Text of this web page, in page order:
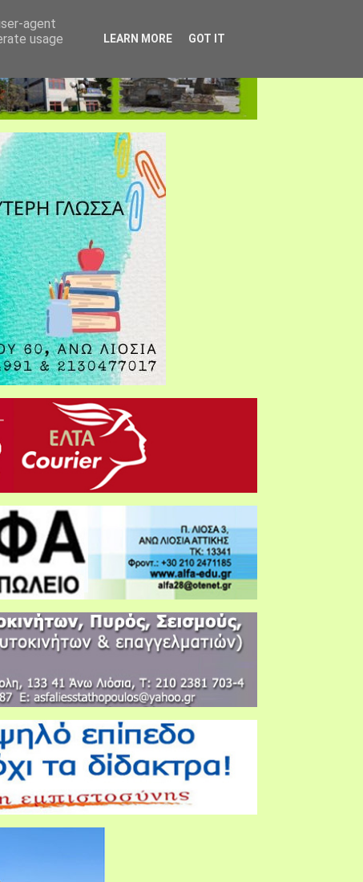
agent
usage
LEARN MORE GOT IT